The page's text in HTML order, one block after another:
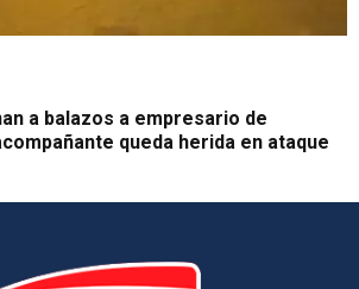
a balazos a empresario de
queda herida en ataque